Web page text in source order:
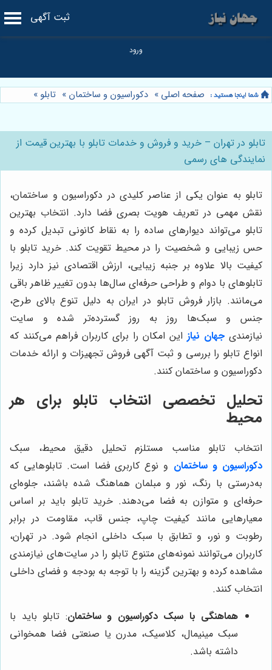
ثبت آگهی
صفحه اصلی » دکوراسیون و ساختمان » تابلو »
تابلو در تهران – خرید و فروش و خدمات تابلو با بهترین قیمت از
نمایندگی های رسمی
تابلو به عنوان یکی از عناصر کلیدی در دکوراسیون و ساختمان،
نقش مهمی در تعریف هویت بصری فضا دارد. انتخاب بهترین
تابلو می‌تواند دیوارهای ساده را به نقاط کانونی تبدیل کرده و
حس زیبایی و شخصیت را در محیط تقویت کند. خرید تابلو با
کیفیت بالا علاوه بر جنبه زیبایی، ارزش اقتصادی نیز دارد زیرا
تابلوهای با دوام و طراحی حرفه‌ای سال‌ها بدون تغییر ظاهر باقی
می‌مانند. بازار فروش تابلو در ایران به دلیل تنوع بالای طرح،
جنس و سبک‌ها روز به روز گسترده‌تر شده و سایت
نیازمندی جهان نیاز این امکان را برای کاربران فراهم می‌کنند که
انواع تابلو را بررسی و ثبت آگهی فروش تجهیزات و ارائه خدمات
دکوراسیون و ساختمان کنند.
تحلیل تخصصی انتخاب تابلو برای هر
محیط
انتخاب تابلو مناسب مستلزم تحلیل دقیق محیط، سبک
دکوراسیون و ساختمان و نوع کاربری فضا است. تابلوهایی که
به‌درستی با رنگ، نور و مبلمان هماهنگ شده باشند، جلوه‌ای
حرفه‌ای و متوازن به فضا می‌دهند. خرید تابلو باید بر اساس
معیارهایی مانند کیفیت چاپ، جنس قاب، مقاومت در برابر
رطوبت و نور، و تطابق با سبک داخلی انجام شود. در تهران،
کاربران می‌توانند نمونه‌های متنوع تابلو را در سایت‌های نیازمندی
مشاهده کرده و بهترین گزینه را با توجه به بودجه و فضای داخلی
انتخاب کنند.
هماهنگی با سبک دکوراسیون و ساختمان: تابلو باید با
سبک مینیمال، کلاسیک، مدرن یا صنعتی فضا همخوانی
داشته باشد.